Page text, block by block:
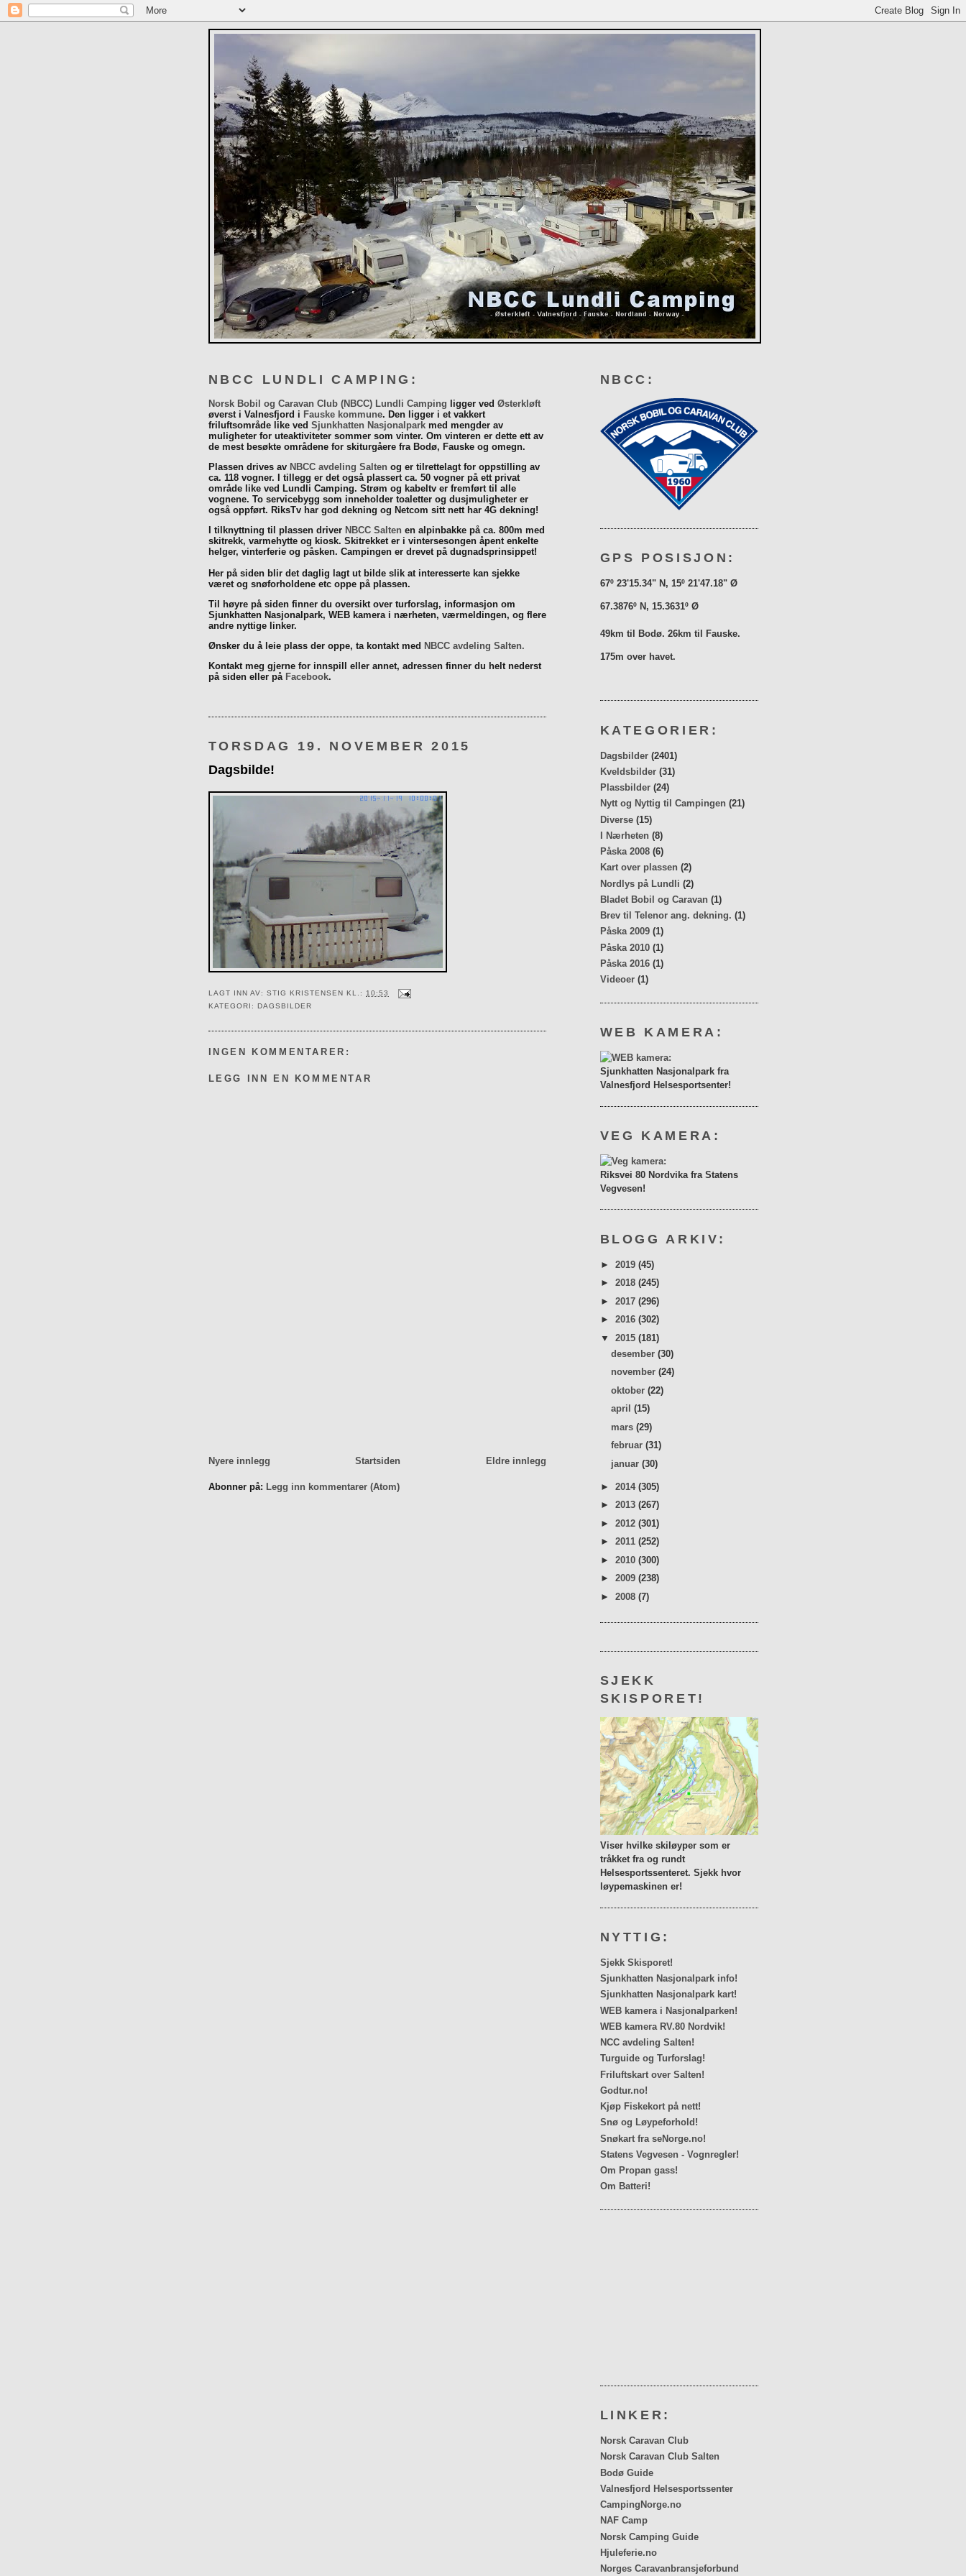
NBCC LUNDLI CAMPING:
Norsk Bobil og Caravan Club (NBCC) Lundli Camping ligger ved Østerkløft
øverst i Valnesfjord i Fauske kommune. Den ligger i et vakkert
friluftsområde like ved Sjunkhatten Nasjonalparkmed mengder av
muligheter for uteaktiviteter sommer som vinter. Om vinteren er dette ett av
de mest besøkte områdene for skiturgåere fra Bodø, Fauske og omegn.
Plassen drives av NBCC avdeling Salten og er tilrettelagt for oppstilling av
ca. 118 vogner. I tillegg er det også plassert ca. 50 vogner på ett privat
område like ved Lundli Camping. Strøm og kabeltv er fremført til alle
vognene. To servicebygg som inneholder toaletter og dusjmuligheter er
også oppført. RiksTv har god dekning og Netcom sitt nett har 4G dekning!
I tilknyttning til plassen driver NBCC Salten en alpinbakke på ca. 800m med
skitrekk, varmehytte og kiosk. Skitrekket er i vintersesongen åpent enkelte
helger, vinterferie og påsken. Campingen er drevet på dugnadsprinsippet!
Her på siden blir det daglig lagt ut bilde slik at interesserte kan sjekke
været og snøforholdene etc oppe på plassen.
Til høyre på siden finner du oversikt over turforslag, informasjon om
Sjunkhatten Nasjonalpark, WEB kamera i nærheten, værmeldingen, og flere
andre nyttige linker.
Ønsker du å leie plass der oppe, ta kontakt med NBCC avdeling Salten.
Kontakt meg gjerne for innspill eller annet, adressen finner du helt nederst
på siden eller på Facebook.
TORSDAG 19. NOVEMBER 2015
Dagsbilde!
LAGT INN AV: STIG KRISTENSEN KL.: 10:53
KATEGORI:
DAGSBILDER
INGEN KOMMENTARER:
LEGG INN EN KOMMENTAR
Nyere innlegg Eldre innlegg
Startsiden
Abonner på: Legg inn kommentarer (Atom)
NBCC:
GPS POSISJON:
67º 23'15.34" N, 15º 21'47.18" Ø
67.3876º N, 15.3631º Ø
49km til Bodø. 26km til Fauske.
175m over havet.
KATEGORIER:
Dagsbilder (2401)
Kveldsbilder (31)
Plassbilder (24)
Nytt og Nyttig til Campingen (21)
Diverse (15)
I Nærheten (8)
Påska 2008 (6)
Kart over plassen (2)
Nordlys på Lundli (2)
Bladet Bobil og Caravan (1)
Brev til Telenor ang. dekning. (1)
Påska 2009 (1)
Påska 2010 (1)
Påska 2016 (1)
Videoer (1)
WEB KAMERA:
Sjunkhatten Nasjonalpark fra
Valnesfjord Helsesportsenter!
VEG KAMERA:
Riksvei 80 Nordvika fra Statens
Vegvesen!
BLOGG ARKIV:
► 2019 (45)
► 2018 (245)
► 2017 (296)
► 2016 (302)
▼ 2015 (181)
desember(30)
november(24)
oktober(22)
april(15)
mars(29)
februar(31)
januar(30)
► 2014 (305)
► 2013 (267)
► 2012 (301)
► 2011 (252)
► 2010 (300)
► 2009 (238)
► 2008 (7)
SJEKK
SKISPORET!
Viser hvilke skiløyper som er
tråkket fra og rundt
Helsesportssenteret. Sjekk hvor
løypemaskinen er!
NYTTIG:
Sjekk Skisporet!
Sjunkhatten Nasjonalpark info!
Sjunkhatten Nasjonalpark kart!
WEB kamera i Nasjonalparken!
WEB kamera RV.80 Nordvik!
NCC avdeling Salten!
Turguide og Turforslag!
Friluftskart over Salten!
Godtur.no!
Kjøp Fiskekort på nett!
Snø og Løypeforhold!
Snøkart fra seNorge.no!
Statens Vegvesen - Vognregler!
Om Propan gass!
Om Batteri!
LINKER:
Norsk Caravan Club
Norsk Caravan Club Salten
Bodø Guide
Valnesfjord Helsesportssenter
CampingNorge.no
NAF Camp
Norsk Camping Guide
Hjuleferie.no
Norges Caravanbransjeforbund